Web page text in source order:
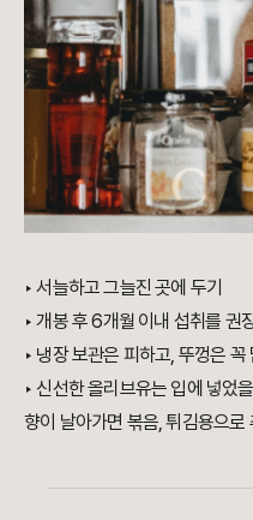
‣ 서늘하고 그늘진 곳에 두기
‣ 개봉 후 6개월 이내 섭취를 권
‣ 냉장 보관은 피하고, 뚜껑은 꼭
‣ 신선한 올리브유는 입에 넣었
향이 날아가면 볶음, 튀김용으로